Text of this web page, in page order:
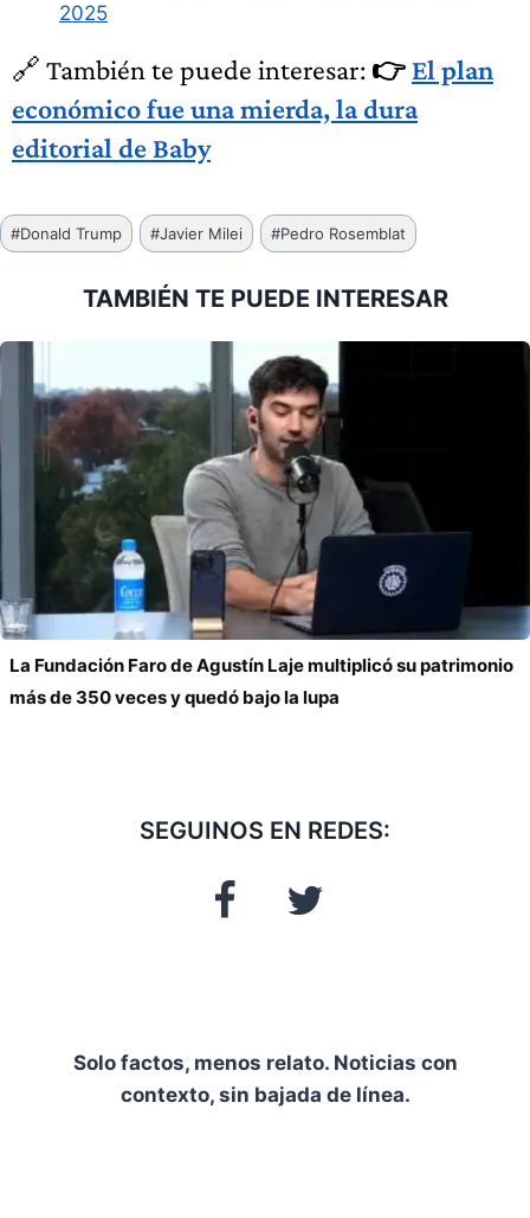
2025
🔗 También te puede interesar: 👉 El plan
económico fue una mierda, la dura
editorial de Baby
Etiquetas
de
#Donald Trump #Javier Milei #Pedro Rosemblat
TAMBIÉN TE PUEDE INTERESAR
La Fundación Faro de Agustín Laje multiplicó su patrimonio
más de 350 veces y quedó bajo la lupa
SEGUINOS EN REDES:
Solo factos, menos relato. Noticias con
contexto, sin bajada de línea.